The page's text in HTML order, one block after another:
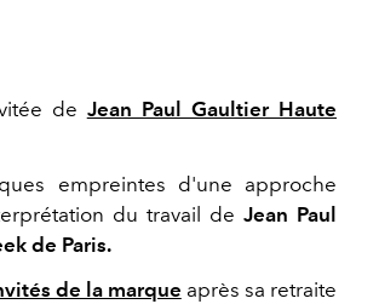
de Jean Paul Gaultier Haute
empreintes d'une approche
du travail deJean Paul
de Paris.
de la marque après sa retraite